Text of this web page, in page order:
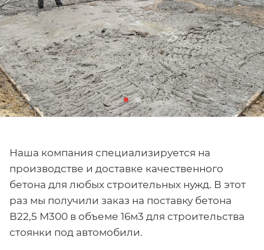
Наша компания специализируется на
производстве и доставке качественного
бетона для любых строительных нужд. В этот
раз мы получили заказ на поставку бетона
В22,5 М300 в объеме 16м3 для строительства
стоянки под автомобили.